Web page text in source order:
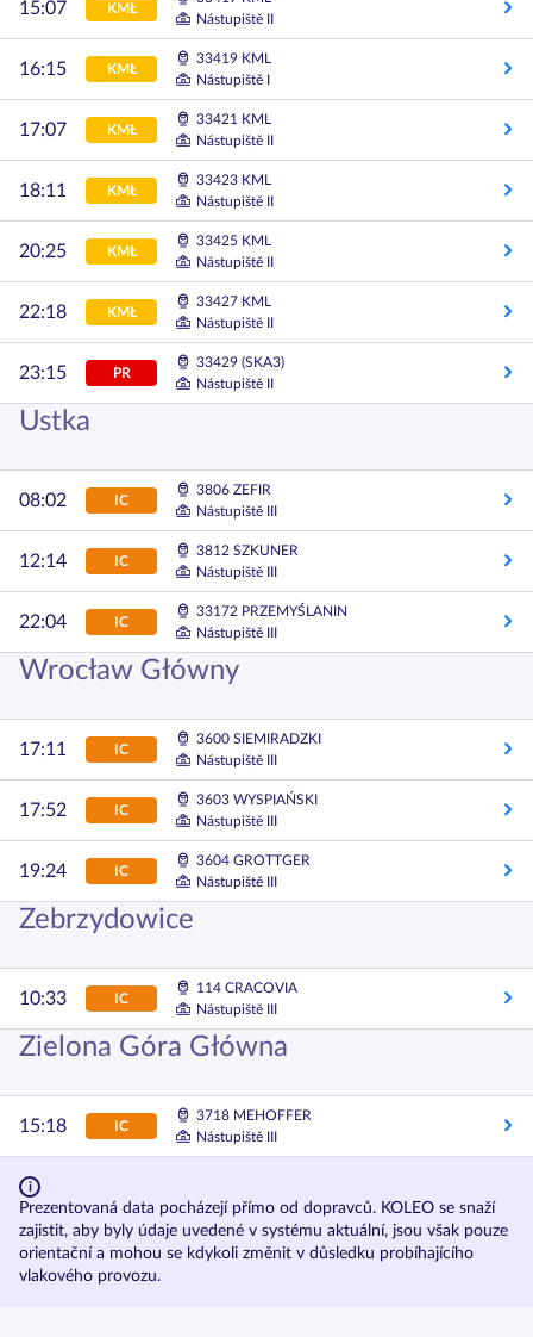
15:07 KMŁ
Nástupiště II
16:15 KMŁ
33419 KML
Nástupiště I
17:07 KMŁ
33421 KML
Nástupiště II
18:11 KMŁ
33423 KML
Nástupiště II
20:25 KMŁ
33425 KML
Nástupiště II
22:18 KMŁ
33427 KML
Nástupiště II
23:15 PR
33429 (SKA3)
Nástupiště II
Ustka
08:02 IC
3806 ZEFIR
Nástupiště III
12:14 IC
3812 SZKUNER
Nástupiště III
22:04 IC
33172 PRZEMYŚLANIN
Nástupiště III
Wrocław Główny
17:11 IC
3600 SIEMIRADZKI
Nástupiště III
17:52 IC
3603 WYSPIAŃSKI
Nástupiště III
19:24 IC
3604 GROTTGER
Nástupiště III
Zebrzydowice
10:33 IC
114 CRACOVIA
Nástupiště III
Zielona Góra Główna
15:18 IC
3718 MEHOFFER
Nástupiště III
Prezentovaná data pocházejí přímo od dopravců. KOLEO se snaží
zajistit, aby byly údaje uvedené v systému aktuální, jsou však pouze
orientační a mohou se kdykoli změnit v důsledku probíhajícího
vlakového provozu.